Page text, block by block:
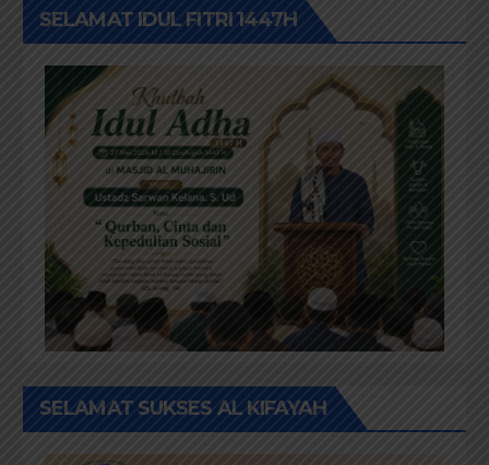
SELAMAT IDUL FITRI 1447H
SELAMAT SUKSES AL KIFAYAH